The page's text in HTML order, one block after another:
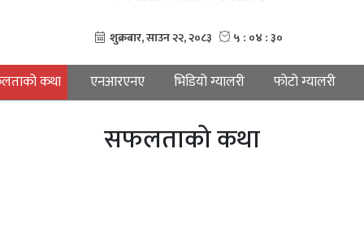
कथा एनआरएनए भिडियो ग्यालरी फोटो ग्यालरी
सफलताको कथा